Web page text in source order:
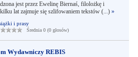
jest przez Ewelinę Biernaś, filolożkę i
lat zajmuje się szlifowaniem tekstów (...) »
i prasy
Średnia 0 (0 głosów)
Wydawniczy REBIS